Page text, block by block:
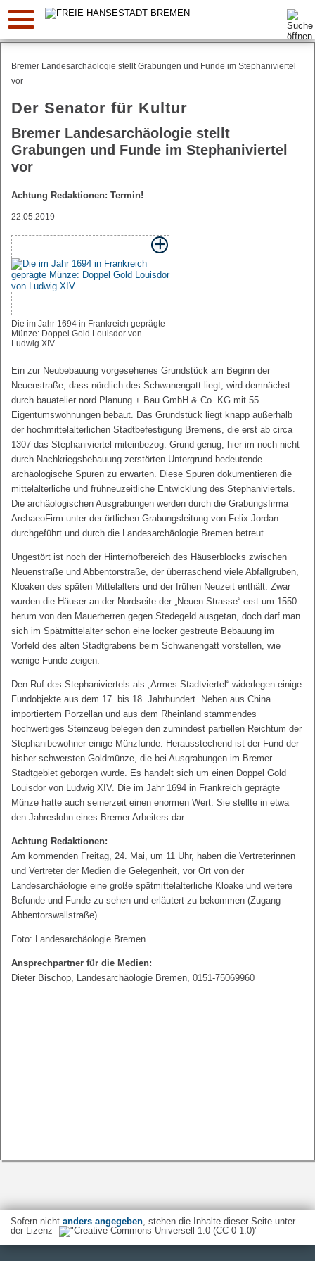
Suche:
Bremer Landesarchäologie stellt Grabungen und Funde im Stephaniviertel
vor
Der Senator für Kultur
Bremer Landesarchäologie stellt
Grabungen und Funde im Stephaniviertel
vor
Achtung Redaktionen: Termin!
22.05.2019
Die im Jahr 1694 in Frankreich geprägte
Münze: Doppel Gold Louisdor von
Ludwig XIV
Ein zur Neubebauung vorgesehenes Grundstück am Beginn der
Neuenstraße, dass nördlich des Schwanengatt liegt, wird demnächst
durch bauatelier nord Planung + Bau GmbH & Co. KG mit 55
Eigentumswohnungen bebaut. Das Grundstück liegt knapp außerhalb
der hochmittelalterlichen Stadtbefestigung Bremens, die erst ab circa
1307 das Stephaniviertel miteinbezog. Grund genug, hier im noch nicht
durch Nachkriegsbebauung zerstörten Untergrund bedeutende
archäologische Spuren zu erwarten. Diese Spuren dokumentieren die
mittelalterliche und frühneuzeitliche Entwicklung des Stephaniviertels.
Die archäologischen Ausgrabungen werden durch die Grabungsfirma
ArchaeoFirm unter der örtlichen Grabungsleitung von Felix Jordan
durchgeführt und durch die Landesarchäologie Bremen betreut.
Ungestört ist noch der Hinterhofbereich des Häuserblocks zwischen
Neuenstraße und Abbentorstraße, der überraschend viele Abfallgruben,
Kloaken des späten Mittelalters und der frühen Neuzeit enthält. Zwar
wurden die Häuser an der Nordseite der „Neuen Strasse“ erst um 1550
herum von den Mauerherren gegen Stedegeld ausgetan, doch darf man
sich im Spätmittelalter schon eine locker gestreute Bebauung im
Vorfeld des alten Stadtgrabens beim Schwanengatt vorstellen, wie
wenige Funde zeigen.
Den Ruf des Stephaniviertels als „Armes Stadtviertel“ widerlegen einige
Fundobjekte aus dem 17. bis 18. Jahrhundert. Neben aus China
importiertem Porzellan und aus dem Rheinland stammendes
hochwertiges Steinzeug belegen den zumindest partiellen Reichtum der
Stephanibewohner einige Münzfunde. Herausstechend ist der Fund der
bisher schwersten Goldmünze, die bei Ausgrabungen im Bremer
Stadtgebiet geborgen wurde. Es handelt sich um einen Doppel Gold
Louisdor von Ludwig XIV. Die im Jahr 1694 in Frankreich geprägte
Münze hatte auch seinerzeit einen enormen Wert. Sie stellte in etwa
den Jahreslohn eines Bremer Arbeiters dar.
Achtung Redaktionen:
Am kommenden Freitag, 24. Mai, um 11 Uhr, haben die Vertreterinnen
und Vertreter der Medien die Gelegenheit, vor Ort von der
Landesarchäologie eine große spätmittelalterliche Kloake und weitere
Befunde und Funde zu sehen und erläutert zu bekommen (Zugang
Abbentorswallstraße).
Foto: Landesarchäologie Bremen
Ansprechpartner für die Medien:
Dieter Bischop, Landesarchäologie Bremen, 0151-75069960
Sofern nicht anders angegeben, stehen die Inhalte dieser Seite unter
der Lizenz